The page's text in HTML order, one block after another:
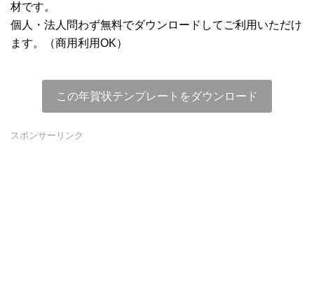
材です。
個人・法人問わず無料でダウンロードしてご利用いただけ
ます。（商用利用OK）
この年賀状テンプレートをダウンロード
スポンサーリンク